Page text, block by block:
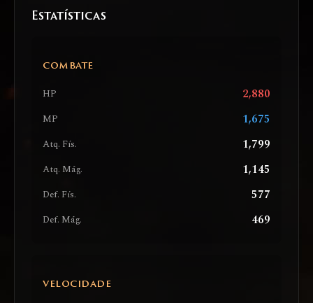
Estatísticas
COMBATE
HP 2,880
MP 1,675
Atq. Fís. 1,799
Atq. Mág. 1,145
Def. Fís. 577
Def. Mág. 469
VELOCIDADE